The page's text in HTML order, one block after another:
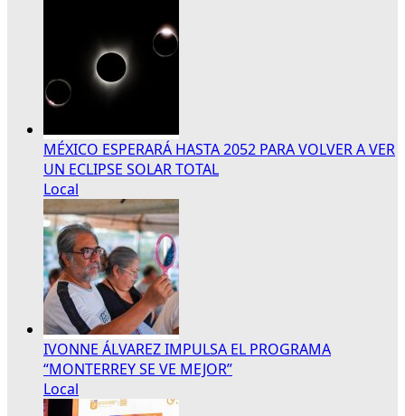
MÉXICO ESPERARÁ HASTA 2052 PARA VOLVER A VER
UN ECLIPSE SOLAR TOTAL
Local
IVONNE ÁLVAREZ IMPULSA EL PROGRAMA
“MONTERREY SE VE MEJOR”
Local